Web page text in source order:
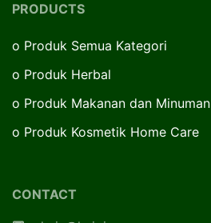
PRODUCTS
o Produk Semua Kategori
o Produk Herbal
o Produk Makanan dan Minuman
o Produk Kosmetik Home Care
CONTACT